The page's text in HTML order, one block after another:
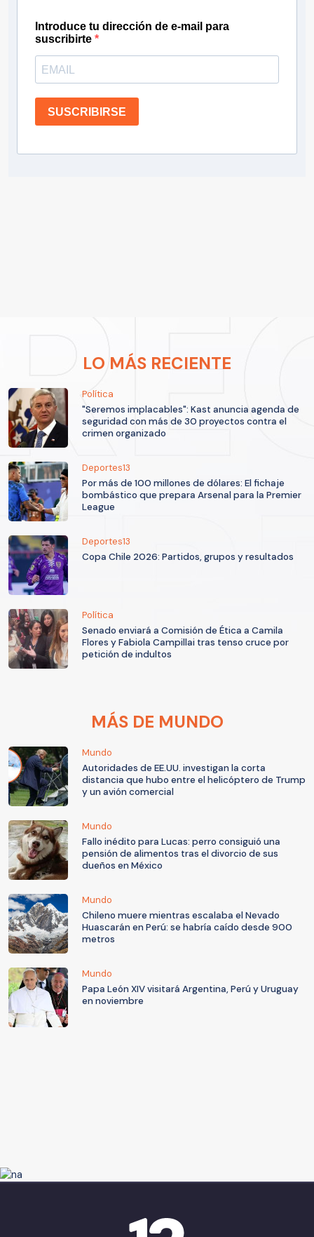
Introduce tu dirección de e-mail para
suscribirte
SUSCRIBIRSE
LO MÁS RECIENTE
Política
"Seremos implacables": Kast anuncia agenda de
seguridad con más de 30 proyectos contra el
crimen organizado
Deportes13
Por más de 100 millones de dólares: El fichaje
bombástico que prepara Arsenal para la Premier
League
Deportes13
Copa Chile 2026: Partidos, grupos y resultados
Política
Senado enviará a Comisión de Ética a Camila
Flores y Fabiola Campillai tras tenso cruce por
petición de indultos
MÁS DE MUNDO
Mundo
Autoridades de EE.UU. investigan la corta
distancia que hubo entre el helicóptero de Trump
y un avión comercial
Mundo
Fallo inédito para Lucas: perro consiguió una
pensión de alimentos tras el divorcio de sus
dueños en México
Mundo
Chileno muere mientras escalaba el Nevado
Huascarán en Perú: se habría caído desde 900
metros
Mundo
Papa León XIV visitará Argentina, Perú y Uruguay
en noviembre